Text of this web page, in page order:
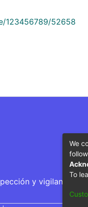
123456789/52658
y vigilancia
We
To